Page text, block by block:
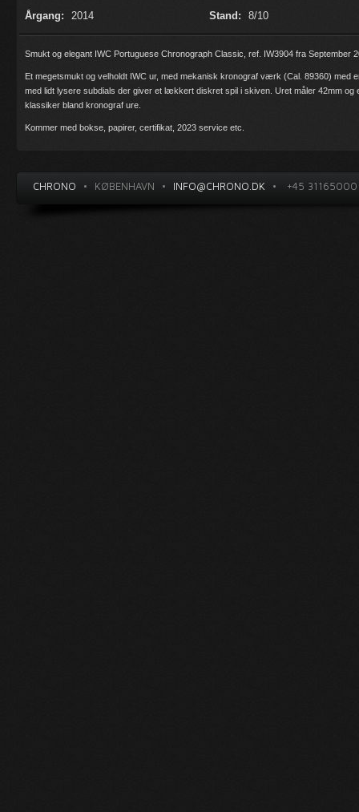
Årgang:
2014
Stand:
8/10
Smukt og elegant IWC Portuguese Chronograph Classic, ref. IW3904 fra September
Et megetsmukt og velholdt IWC ur, med mekanisk kronograf værk (Cal. 89360) med
med lidt lysere subdials der giver et lækkert diskret spil i skiven. Uret måler 42mm
klassiker bland kronograf ure.
Kommer med bokse, papirer, certifikat, 2023 service etc.
CHRONO • KØBENHAVN • INFO@CHRONO.DK • +45 31165000